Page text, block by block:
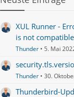
XUL Runner -
is not compatible
Thunder 5. Mai
Thunder 30.
Thunderbird-